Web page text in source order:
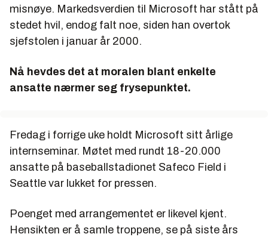
misnøye. Markedsverdien til Microsoft har stått på
stedet hvil, endog falt noe, siden han overtok
sjefstolen i januar år 2000.
Nå hevdes det at moralen blant enkelte
ansatte nærmer seg frysepunktet.
Fredag i forrige uke holdt Microsoft sitt årlige
internseminar. Møtet med rundt 18-20.000
ansatte på baseballstadionet Safeco Field i
Seattle var lukket for pressen.
Poenget med arrangementet er likevel kjent.
Hensikten er å samle troppene, se på siste års